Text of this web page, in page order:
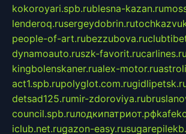
kokoroyari.spb.rublesna-kazan.ru
lenderoq.rusergeydobrin.ru
people-of-art.rubezzubova.ru
dynamoauto.ruszk-favorit.rucarlines.ru
kingbolenskaner.rualex-motor.ru
act1.spb.rupolyglot.com.ru
detsad125.rumir-zdoroviya.ru
council.spb.ruлодкипатриот.рф
iclub.net.rugazon-easy.ru